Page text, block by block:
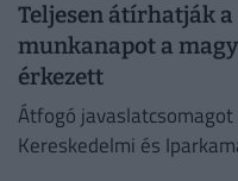
Teljesen átírhatják
munkanapot a
érkezett
Átfogó
Kereskedelmi és